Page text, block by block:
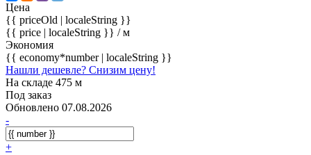
Цена
{{ priceOld | localeString }}
{{ price | localeString }} / м
Экономия
{{ economy*number | localeString }}
Нашли дешевле? Снизим цену!
На складе 475 м
Под заказ
Обновлено 07.08.2026
-
+